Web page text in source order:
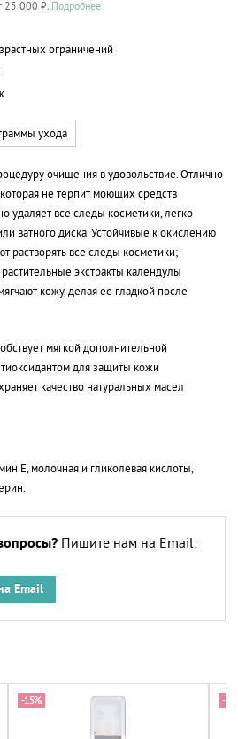
25 000 ₽. Подробнее
ограничений
очищения в удовольствие. Отлично
не терпит моющих средств
удаляет все следы косметики, легко
ватного диска. Устойчивые к окислению
растворять все следы косметики;
экстракты календулы
кожу, делая ее гладкой после
мягкой дополнительной
для защиты кожи
качество натуральных масел
Е, молочная и гликолевая кислоты,
Пишите нам на Email:
Email
-15% -15%